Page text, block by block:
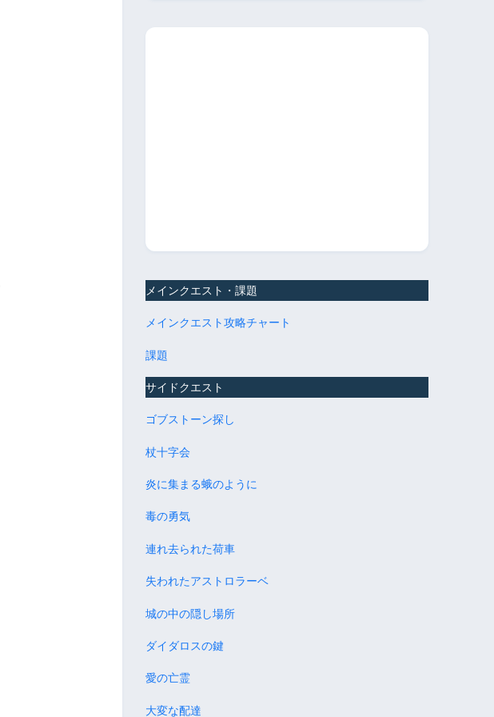
メインクエスト・課題
メインクエスト攻略チャート
課題
サイドクエスト
ゴブストーン探し
杖十字会
炎に集まる蛾のように
毒の勇気
連れ去られた荷車
失われたアストロラーベ
城の中の隠し場所
ダイダロスの鍵
愛の亡霊
大変な配達